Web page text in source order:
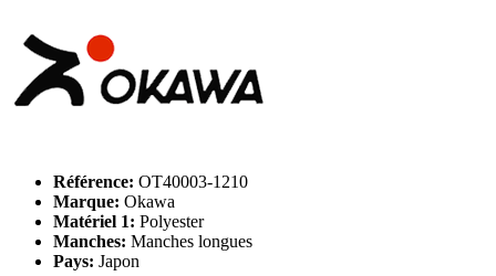
Référence: OT40003-1210
Marque: Okawa
Matériel 1: Polyester
Manches: Manches longues
Pays: Japon